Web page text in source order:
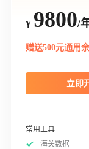
¥ 9800/
赠送500元通用
立即
常用工具
海关数据